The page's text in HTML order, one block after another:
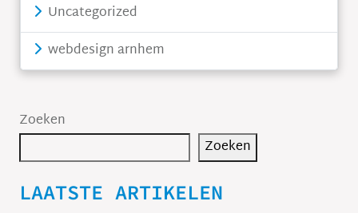
Uncategorized
webdesign arnhem
Zoeken
Zoeken
LAATSTE ARTIKELEN